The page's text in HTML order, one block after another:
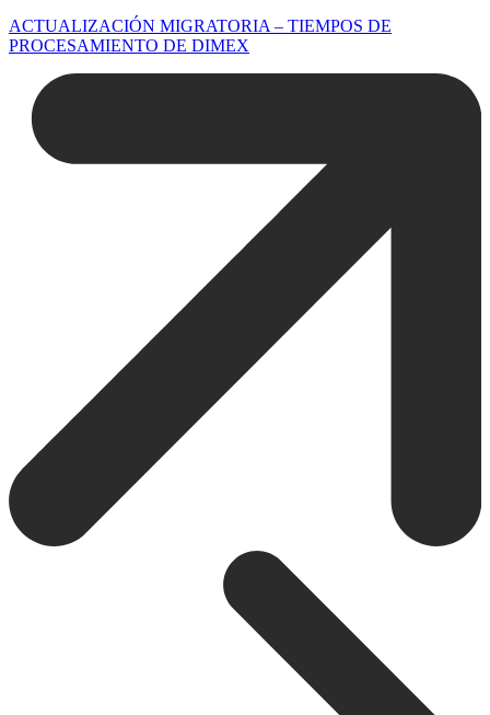
ACTUALIZACIÓN MIGRATORIA – TIEMPOS DE
PROCESAMIENTO DE DIMEX